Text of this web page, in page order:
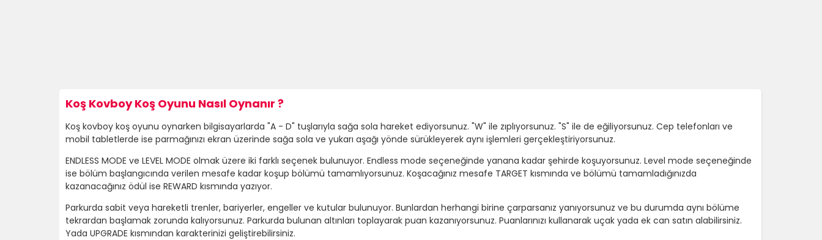
Koş Kovboy Koş Oyunu Nasıl Oynanır ?
Koş kovboy koş oyunu oynarken bilgisayarlarda "A - D" tuşlarıyla sağa sola hareket ediyorsunuz. "W" ile zıplıyorsunuz. "S" ile de eğiliyorsunuz. Cep telefonları ve
mobil tabletlerde ise parmağınızı ekran üzerinde sağa sola ve yukarı aşağı yönde sürükleyerek aynı işlemleri gerçekleştiriyorsunuz.
ENDLESS MODE ve LEVEL MODE olmak üzere iki farklı seçenek bulunuyor. Endless mode seçeneğinde yanana kadar şehirde koşuyorsunuz. Level mode seçeneğinde
ise bölüm başlangıcında verilen mesafe kadar koşup bölümü tamamlıyorsunuz. Koşacağınız mesafe TARGET kısmında ve bölümü tamamladığınızda
kazanacağınız ödül ise REWARD kısmında yazıyor.
Parkurda sabit veya hareketli trenler, bariyerler, engeller ve kutular bulunuyor. Bunlardan herhangi birine çarparsanız yanıyorsunuz ve bu durumda aynı bölüme
tekrardan başlamak zorunda kalıyorsunuz. Parkurda bulunan altınları toplayarak puan kazanıyorsunuz. Puanlarınızı kullanarak uçak yada ek can satın alabilirsiniz.
Yada UPGRADE kısmından karakterinizi geliştirebilirsiniz.